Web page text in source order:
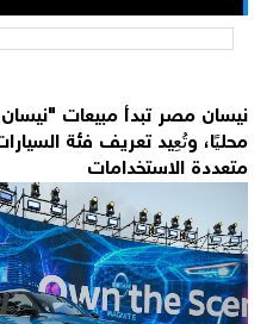
نيسان مصر تبدأ مبيعات
محليًا، وتُعِيد تعريف فئة
متعددة الاستخدامات